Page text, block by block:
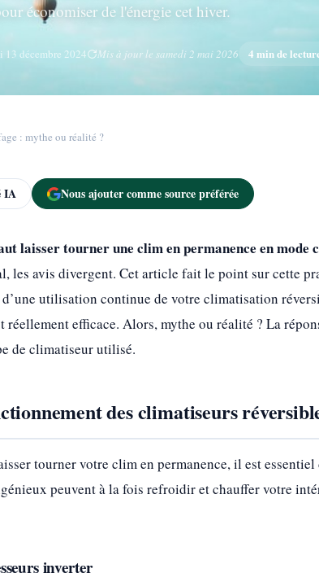
économiser de l'énergie cet hiver.
13 décembre 2024 Mis à jour le samedi 2 mai 2026 4 min de
: mythe ou réalité ?
IA Nous ajouter comme source préférée
laisser tourner une clim en permanence en mode
les avis divergent. Cet article fait le point sur cette
utilisation continue de votre climatisation
réellement efficace. Alors, mythe ou réalité ? La
de climatiseur utilisé.
des climatiseurs
tourner votre clim en permanence, il est
peuvent à la fois refroidir et chauffer votre
inverter